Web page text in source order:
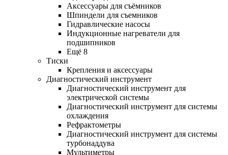
Аксессуары для съёмников
Шпиндели для съемников
Гидравлические насосы
Индукционные нагреватели для
подшипников
Ещё 8
Тиски
Крепления и аксессуары
Диагностический инструмент
Диагностический инструмент для
электрической системы
Диагностический инструмент для системы
охлаждения
Рефрактометры
Диагностический инструмент для системы
турбонаддува
Мультиметры